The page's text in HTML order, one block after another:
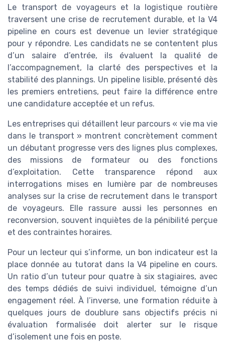
Le transport de voyageurs et la logistique routière
traversent une crise de recrutement durable, et la V4
pipeline en cours est devenue un levier stratégique
pour y répondre. Les candidats ne se contentent plus
d’un salaire d’entrée, ils évaluent la qualité de
l’accompagnement, la clarté des perspectives et la
stabilité des plannings. Un pipeline lisible, présenté dès
les premiers entretiens, peut faire la différence entre
une candidature acceptée et un refus.
Les entreprises qui détaillent leur parcours « vie ma vie
dans le transport » montrent concrètement comment
un débutant progresse vers des lignes plus complexes,
des missions de formateur ou des fonctions
d’exploitation. Cette transparence répond aux
interrogations mises en lumière par de nombreuses
analyses sur la crise de recrutement dans le transport
de voyageurs. Elle rassure aussi les personnes en
reconversion, souvent inquiètes de la pénibilité perçue
et des contraintes horaires.
Pour un lecteur qui s’informe, un bon indicateur est la
place donnée au tutorat dans la V4 pipeline en cours.
Un ratio d’un tuteur pour quatre à six stagiaires, avec
des temps dédiés de suivi individuel, témoigne d’un
engagement réel. À l’inverse, une formation réduite à
quelques jours de doublure sans objectifs précis ni
évaluation formalisée doit alerter sur le risque
d’isolement une fois en poste.